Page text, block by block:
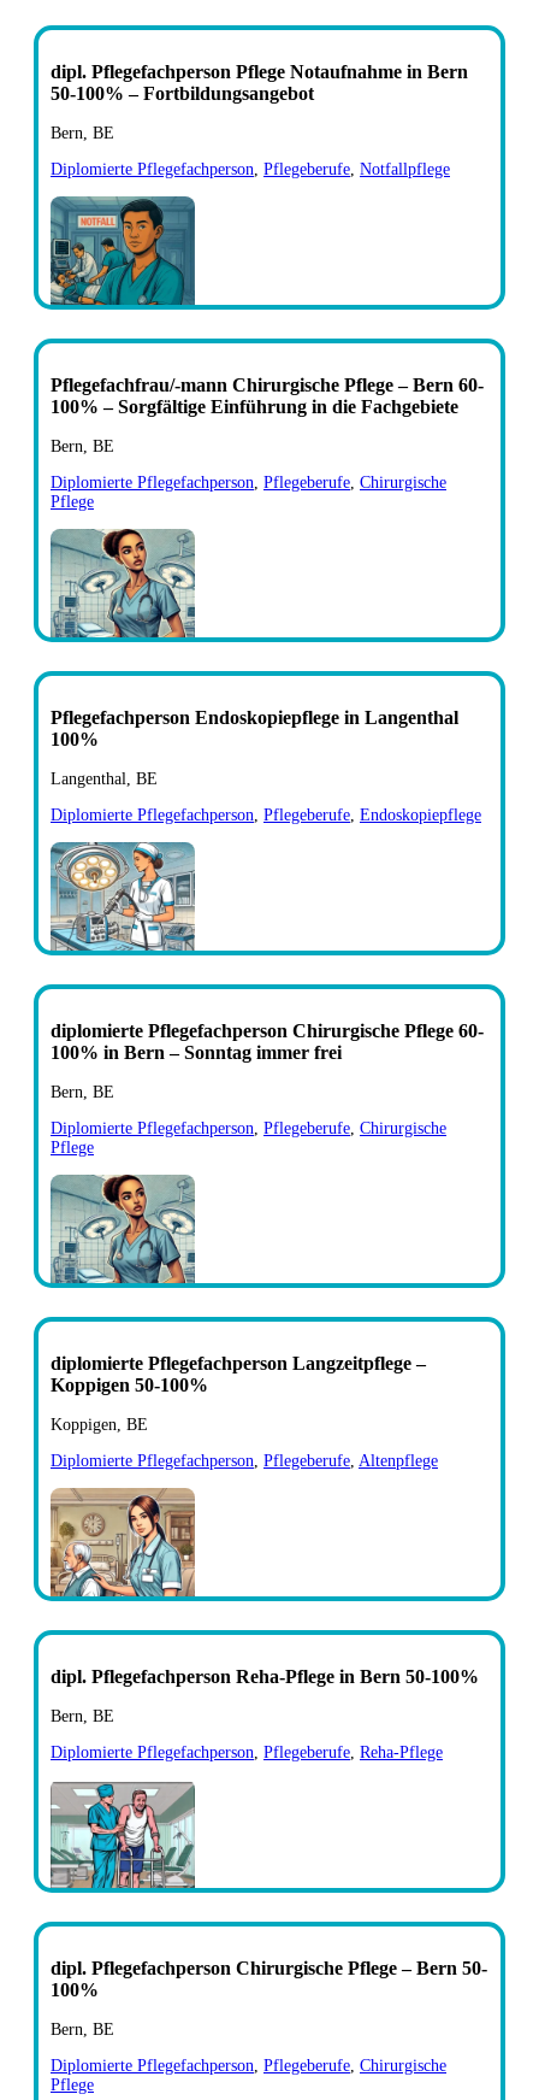
dipl. Pflegefachperson Pflege Notaufnahme in Bern
50-100% – Fortbildungsangebot
Bern, BE
Diplomierte Pflegefachperson Pflegeberufe Notfallpflege
Pflegefachfrau/-mann Chirurgische Pflege – Bern 60-
100% – Sorgfältige Einführung in die Fachgebiete
Bern, BE
Diplomierte Pflegefachperson Pflegeberufe Chirurgische
Pflege
Pflegefachperson Endoskopiepflege in Langenthal
100%
Langenthal, BE
Diplomierte Pflegefachperson Pflegeberufe Endoskopiepflege
diplomierte Pflegefachperson Chirurgische Pflege 60-
100% in Bern – Sonntag immer frei
Bern, BE
Diplomierte Pflegefachperson Pflegeberufe Chirurgische
Pflege
diplomierte Pflegefachperson Langzeitpflege –
Koppigen 50-100%
Koppigen, BE
Diplomierte Pflegefachperson Pflegeberufe Altenpflege
dipl. Pflegefachperson Reha-Pflege in Bern 50-100%
Bern, BE
Diplomierte Pflegefachperson Pflegeberufe Reha-Pflege
dipl. Pflegefachperson Chirurgische Pflege – Bern 50-
100%
Bern, BE
Diplomierte Pflegefachperson Pflegeberufe Chirurgische
Pflege